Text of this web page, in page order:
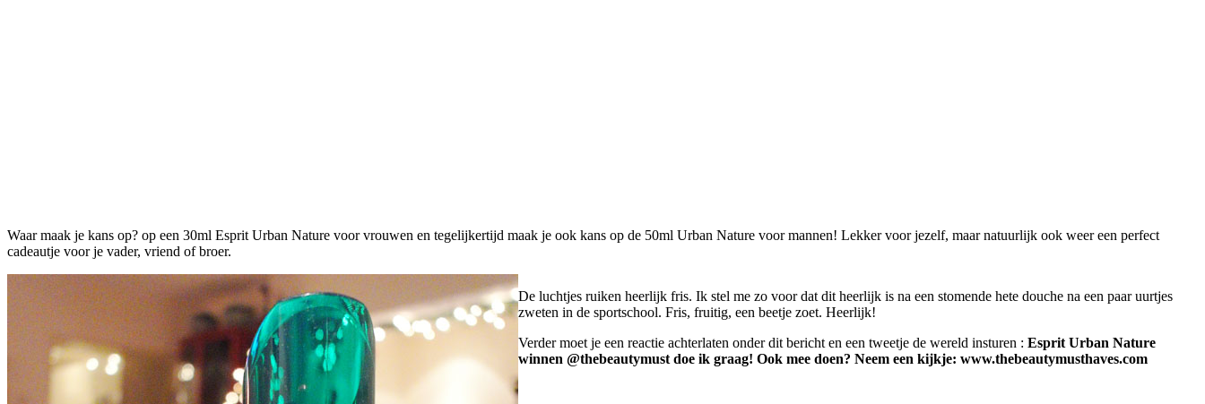
Waar maak je kans op? op een 30ml Esprit Urban Nature voor vrouwen en tegelijkertijd maak je ook kans op de 50ml Urban Nature voor mannen! Lekker voor jezelf, maar natuurlijk ook weer een perfect
cadeautje voor je vader, vriend of broer.
De luchtjes ruiken heerlijk fris. Ik stel me zo voor dat dit heerlijk is na een stomende hete douche na een paar uurtjes
zweten in de sportschool. Fris, fruitig, een beetje zoet. Heerlijk!
Verder moet je een reactie achterlaten onder dit bericht en een tweetje de wereld insturen : Esprit Urban Nature
winnen @thebeautymust doe ik graag! Ook mee doen? Neem een kijkje: www.thebeautymusthaves.com